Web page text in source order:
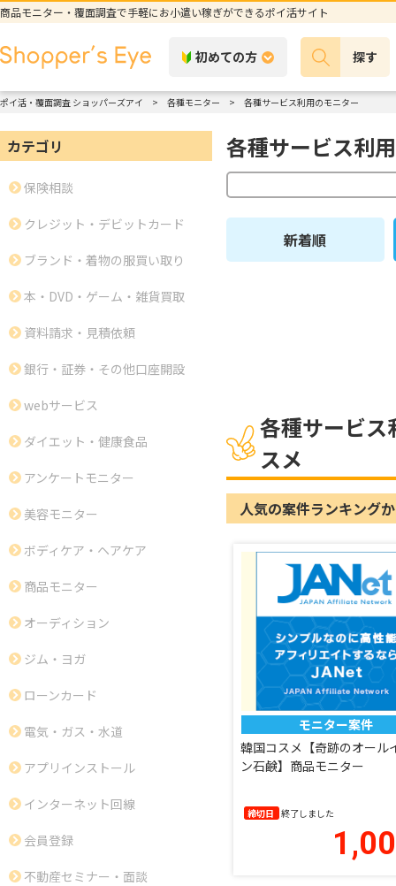
商品モニター・覆面調査で手軽にお小遣い稼ぎができるポイ活サイト
初めての方 探す
ポイ活・覆面調査 ショッパーズアイ 各種モニター 各種サービス利用のモニター
カテゴリ
保険相談
クレジット・デビットカード
ブランド・着物の服買い取り
本・DVD・ゲーム・雑貨買取
資料請求・見積依頼
銀行・証券・その他口座開設
webサービス
ダイエット・健康食品
アンケートモニター
美容モニター
ボディケア・ヘアケア
商品モニター
オーディション
ジム・ヨガ
ローンカード
電気・ガス・水道
アプリインストール
インターネット回線
会員登録
不動産セミナー・面談
各種サービス利
新着順
各種サービス
スメ
人気の案件ランキング
モニター案件
韓国コスメ【奇跡のオール
ン石鹸】商品モニター
締切日 終了しました